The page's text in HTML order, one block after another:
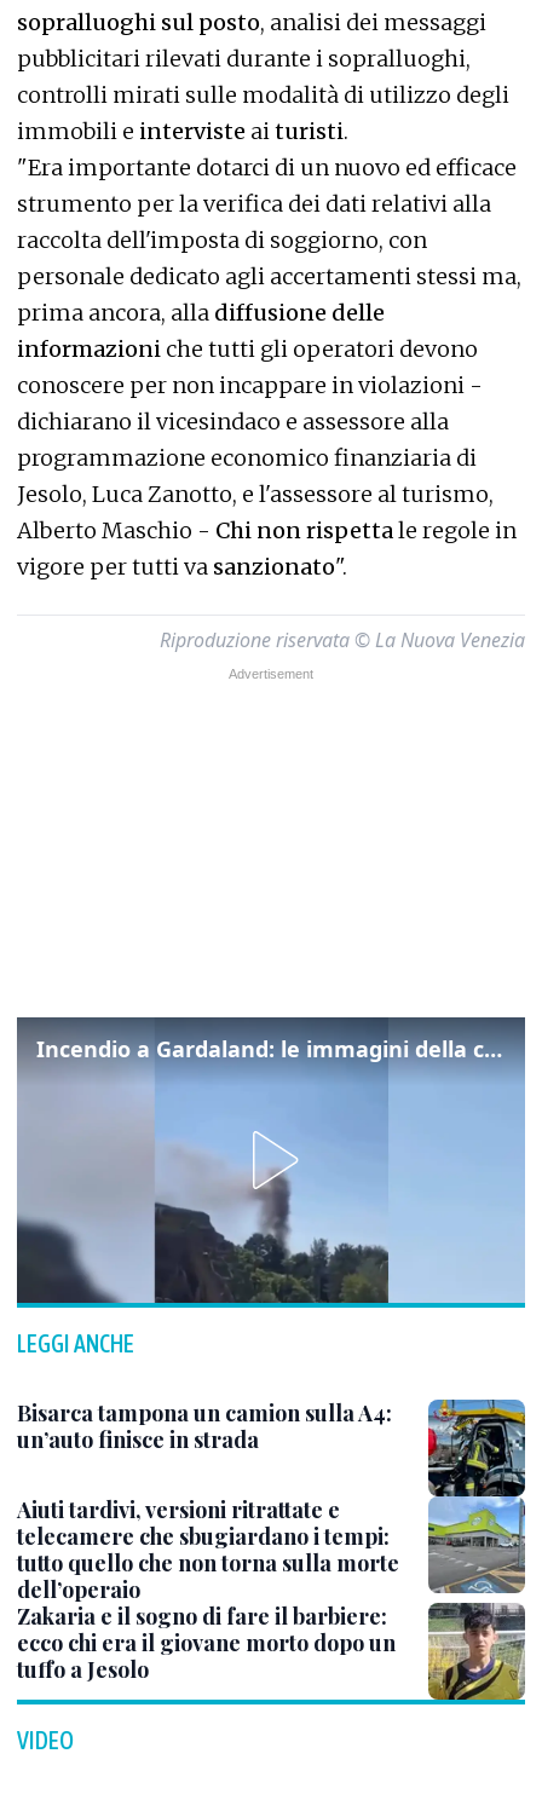
sopralluoghi sul posto, analisi dei messaggi
pubblicitari rilevati durante i sopralluoghi,
controlli mirati sulle modalità di utilizzo degli
immobili e interviste aituristi.
"Era importante dotarci di un nuovo ed efficace
strumento per la verifica dei dati relativi alla
raccolta dell'imposta di soggiorno, con
personale dedicato agli accertamenti stessi ma,
prima ancora, alla diffusione delle
informazioni che tutti gli operatori devono
conoscere per non incappare in violazioni -
dichiarano il vicesindaco e assessore alla
programmazione economico finanziaria di
Jesolo, Luca Zanotto, e l'assessore al turismo,
Alberto Maschio - Chi non rispettale regole in
vigore per tutti va sanzionato".
Riproduzione riservata © La Nuova Venezia
Incendio a Gardaland: le immagini della colonna di fumo
LEGGI ANCHE
Bisarca tampona un camion sulla A4:
un’auto finisce in strada
Aiuti tardivi, versioni ritrattate e
telecamere che sbugiardano i tempi:
tutto quello che non torna sulla morte
dell’operaio
Zakaria e il sogno di fare il barbiere:
ecco chi era il giovane morto dopo un
tuffo a Jesolo
VIDEO